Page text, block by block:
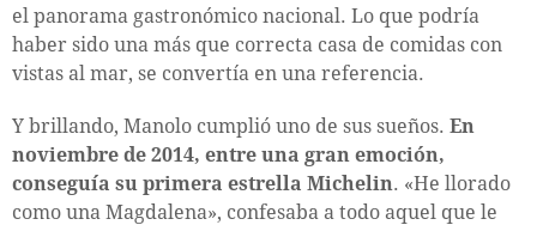
el panorama gastronómico nacional. Lo que podría
haber sido una más que correcta casa de comidas con
vistas al mar, se convertía en una referencia.
Y brillando, Manolo cumplió uno de sus sueños. En
noviembre de 2014, entre una gran emoción,
conseguía su primera estrella Michelin. «He llorado
como una Magdalena», confesaba a todo aquel que le